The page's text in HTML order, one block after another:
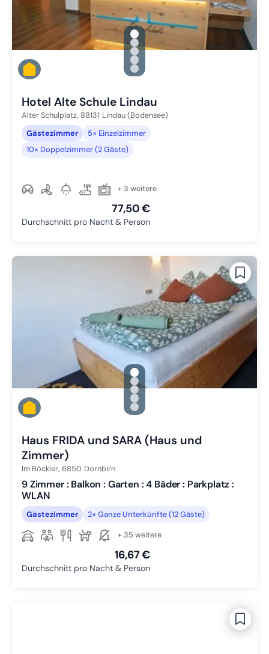
gallery.slide_selector
Zu Slide 1 wechseln
Zu Slide 2 wechseln
Zu Slide 3 wechseln
Zu Slide 4 wechseln
Zu Slide 5 wechseln
Hotel Alte Schule Lindau
Alter Schulplatz, 88131 Lindau (Bodensee)
Gästezimmer
5× Einzelzimmer
10× Doppelzimmer (2 Gäste)
+ 3 weitere
77,50 €
Durchschnitt pro Nacht & Person
gallery.slide_selector
Zu Slide 1 wechseln
Zu Slide 2 wechseln
Zu Slide 3 wechseln
Zu Slide 4 wechseln
Zu Slide 5 wechseln
Haus FRIDA und SARA (Haus und
Zimmer)
Im Böckler, 6850 Dornbirn
9 Zimmer : Balkon : Garten : 4 Bäder : Parkplatz :
WLAN
Gästezimmer 2× Ganze Unterkünfte (12 Gäste)
+ 35 weitere
16,67 €
Durchschnitt pro Nacht & Person